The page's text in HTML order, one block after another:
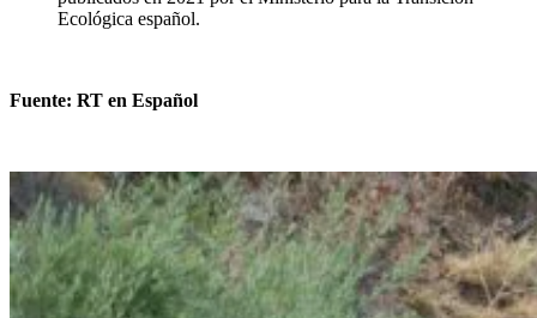
Ecológica español.
Fuente: RT en Español